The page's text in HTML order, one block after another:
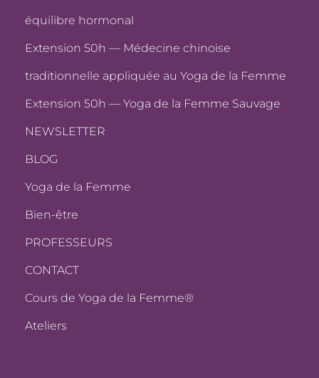
équilibre hormonal
Extension 50h — Médecine chinoise
traditionnelle appliquée au Yoga de la Femme
Extension 50h — Yoga de la Femme Sauvage
NEWSLETTER
BLOG
Yoga de la Femme
Bien-être
PROFESSEURS
CONTACT
Cours de Yoga de la Femme®
Ateliers